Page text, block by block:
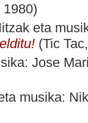
1980)
eta
(Tic
Jose
musika: